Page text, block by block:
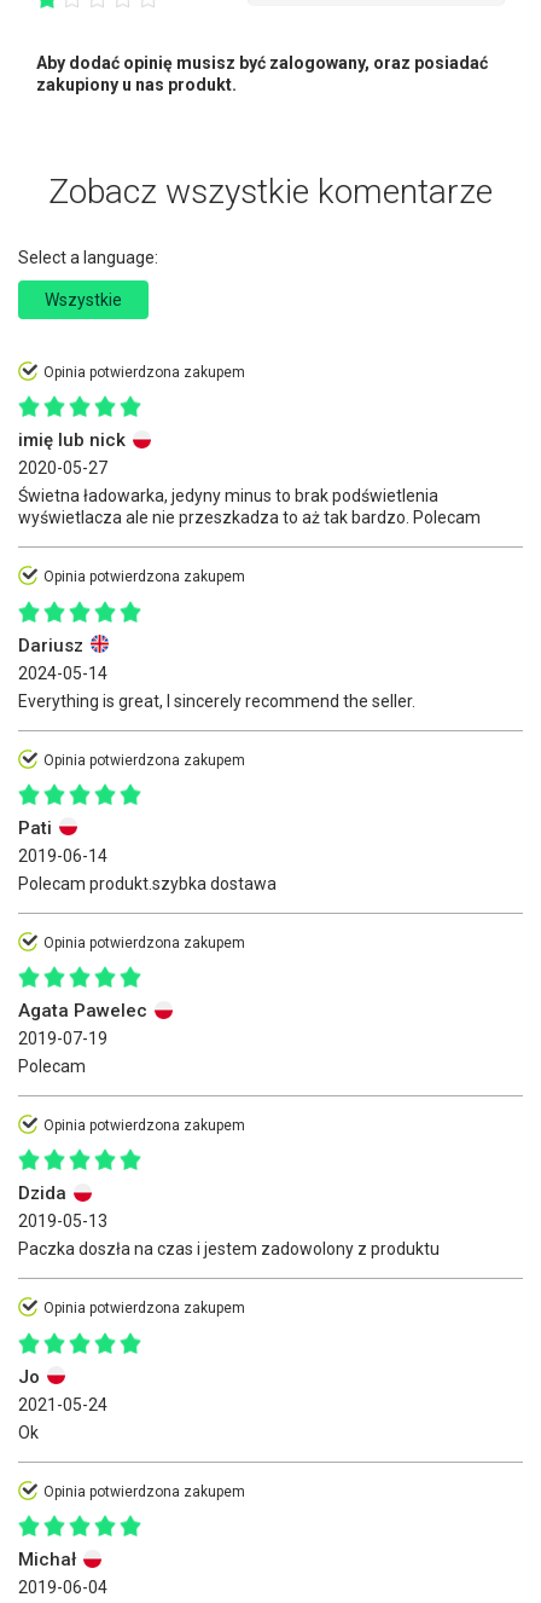
Aby dodać opinię musisz być zalogowany, oraz posiadać
zakupiony u nas produkt.
Zobacz wszystkie komentarze
Select a language:
Wszystkie
Opinia potwierdzona zakupem
imię lub nick
2020-05-27
Świetna ładowarka, jedyny minus to brak podświetlenia
wyświetlacza ale nie przeszkadza to aż tak bardzo. Polecam
Opinia potwierdzona zakupem
Dariusz
2024-05-14
Everything is great, I sincerely recommend the seller.
Opinia potwierdzona zakupem
Pati
2019-06-14
Polecam produkt.szybka dostawa
Opinia potwierdzona zakupem
Agata Pawelec
2019-07-19
Polecam
Opinia potwierdzona zakupem
Dzida
2019-05-13
Paczka doszła na czas i jestem zadowolony z produktu
Opinia potwierdzona zakupem
Jo
2021-05-24
Ok
Opinia potwierdzona zakupem
Michał
2019-06-04